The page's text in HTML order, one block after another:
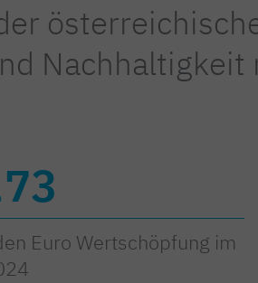
Euro Wertschöpfung im